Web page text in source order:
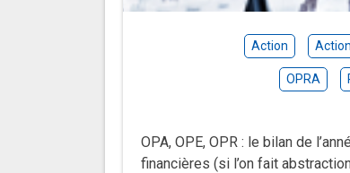
Action
OPRA
OPA, OPE, OPR : le bilan de
financières (si l’on fait